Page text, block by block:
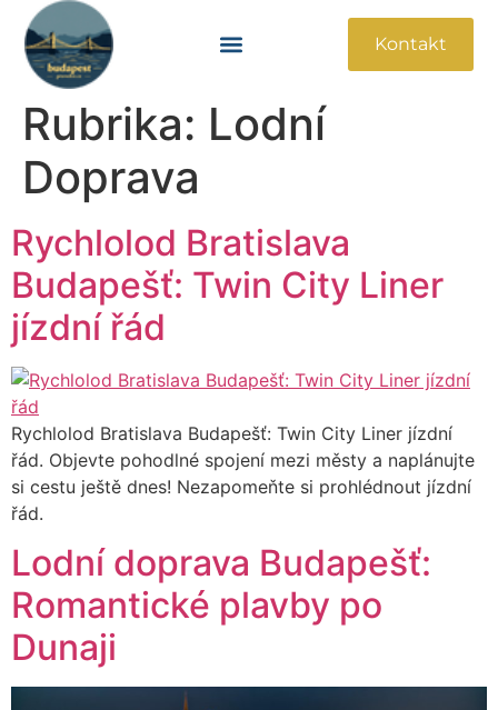
Kontakt
Rubrika: Lodní
Doprava
Rychlolod Bratislava
Budapešť: Twin City Liner
jízdní řád
Rychlolod Bratislava Budapešť: Twin City Liner jízdní
řád. Objevte pohodlné spojení mezi městy a naplánujte
si cestu ještě dnes! Nezapomeňte si prohlédnout jízdní
řád.
Lodní doprava Budapešť:
Romantické plavby po
Dunaji